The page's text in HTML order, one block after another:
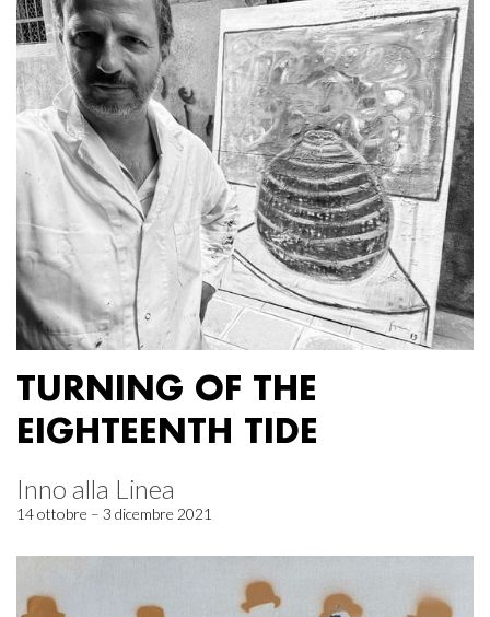
TURNING OF THE
EIGHTEENTH TIDE
Inno alla Linea
14 ottobre – 3 dicembre 2021